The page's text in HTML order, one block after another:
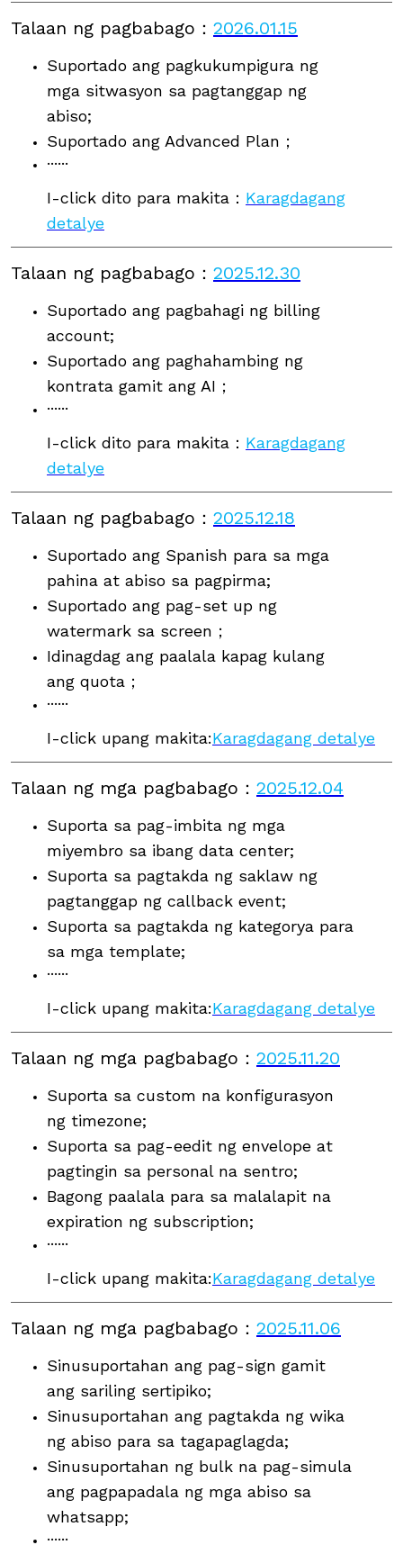
Talaan ng pagbabago ： 2026.01.15
Suportado ang pagkukumpigura ng
mga sitwasyon sa pagtanggap ng
abiso;
Suportado ang Advanced Plan；
······
I-click dito para makita： Karagdagang
detalye
Talaan ng pagbabago ： 2025.12.30
Suportado ang pagbahagi ng billing
account;
Suportado ang paghahambing ng
kontrata gamit ang AI；
······
I-click dito para makita： Karagdagang
detalye
Talaan ng pagbabago ： 2025.12.18
Suportado ang Spanish para sa mga
pahina at abiso sa pagpirma;
Suportado ang pag-set up ng
watermark sa screen；
Idinagdag ang paalala kapag kulang
ang quota；
······
I-click upang makita:Karagdagang detalye
Talaan ng mga pagbabago ： 2025.12.04
Suporta sa pag-imbita ng mga
miyembro sa ibang data center;
Suporta sa pagtakda ng saklaw ng
pagtanggap ng callback event;
Suporta sa pagtakda ng kategorya para
sa mga template;
······
I-click upang makita:Karagdagang detalye
Talaan ng mga pagbabago ： 2025.11.20
Suporta sa custom na konfigurasyon
ng timezone;
Suporta sa pag-eedit ng envelope at
pagtingin sa personal na sentro;
Bagong paalala para sa malalapit na
expiration ng subscription;
······
I-click upang makita:Karagdagang detalye
Talaan ng mga pagbabago ： 2025.11.06
Sinusuportahan ang pag-sign gamit
ang sariling sertipiko;
Sinusuportahan ang pagtakda ng wika
ng abiso para sa tagapaglagda;
Sinusuportahan ng bulk na pag-simula
ang pagpapadala ng mga abiso sa
whatsapp;
······